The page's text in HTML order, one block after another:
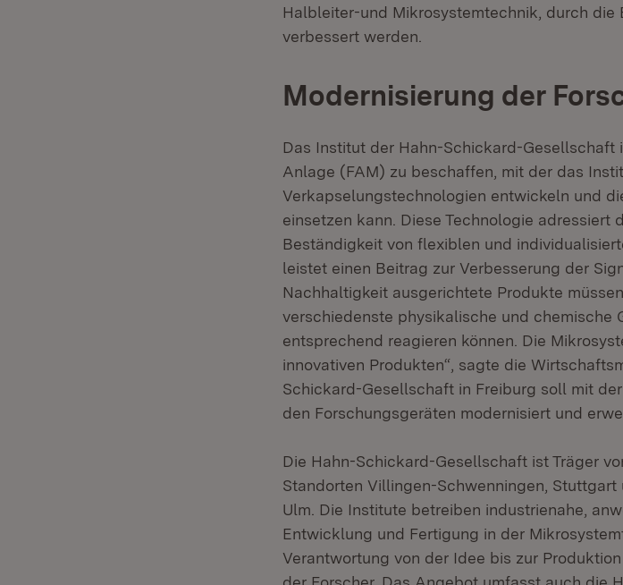
Halbleiter-und Mikrosystemtechnik, durch
verbessert werden.
Modernisierung der
Das Institut der Hahn-Schickard-
Anlage (FAM) zu beschaffen, mit der das
Verkapselungstechnologien entwickeln und
einsetzen kann. Diese Technologie adressiert
Beständigkeit von flexiblen und
leistet einen Beitrag zur Verbesserung der
Nachhaltigkeit ausgerichtete Produkte
verschiedenste physikalische und chemische
entsprechend reagieren können. Die
innovativen Produkten“, sagte die
Schickard-Gesellschaft in Freiburg soll mit
den Forschungsgeräten modernisiert und
Die Hahn-Schickard-Gesellschaft ist Träger
Standorten Villingen-Schwenningen,
Ulm. Die Institute betreiben industrienahe,
Entwicklung und Fertigung in der
Verantwortung von der Idee bis zur